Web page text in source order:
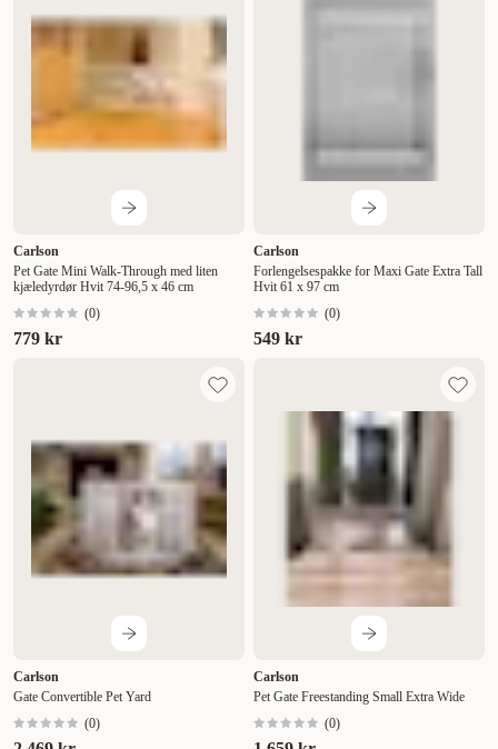
Carlson
Pet Gate Mini Walk-Through med liten
kjæledyrdør Hvit 74-96,5 x 46 cm
(0)
779 kr
Carlson
Forlengelsespakke for Maxi Gate Extra Tall
Hvit 61 x 97 cm
(0)
549 kr
Carlson
Gate Convertible Pet Yard
(0)
Carlson
Pet Gate Freestanding Small Extra Wide
(0)